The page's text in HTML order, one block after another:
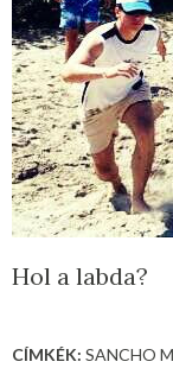
Hol a labda?
CÍMKÉK: SANCHO